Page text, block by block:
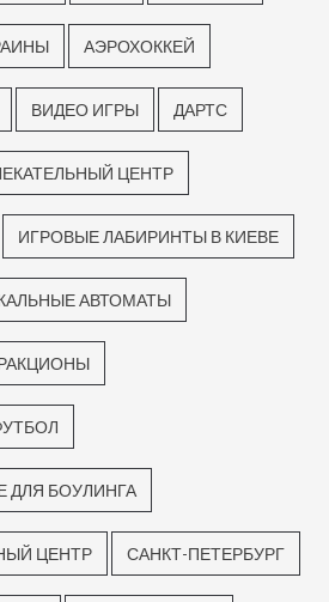
АЭРОХОККЕЙ
ВИДЕО ИГРЫ ДАРТС
ЦЕНТР
ИГРОВЫЕ ЛАБИРИНТЫ В КИЕВЕ
АВТОМАТЫ
ДЛЯ БОУЛИНГА
ЦЕНТР САНКТ-ПЕТЕРБУРГ